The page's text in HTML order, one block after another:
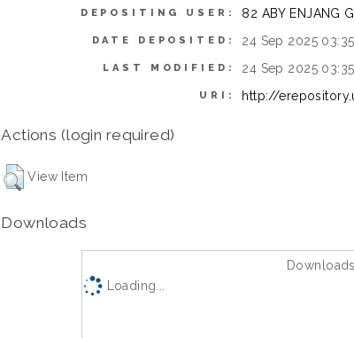
DEPOSITING USER: 82 ABY ENJANG
DATE DEPOSITED: 24 Sep 2025 03:35
LAST MODIFIED: 24 Sep 2025 03:35
URI: http://
Actions (login required)
View Item
Downloads
Loading...